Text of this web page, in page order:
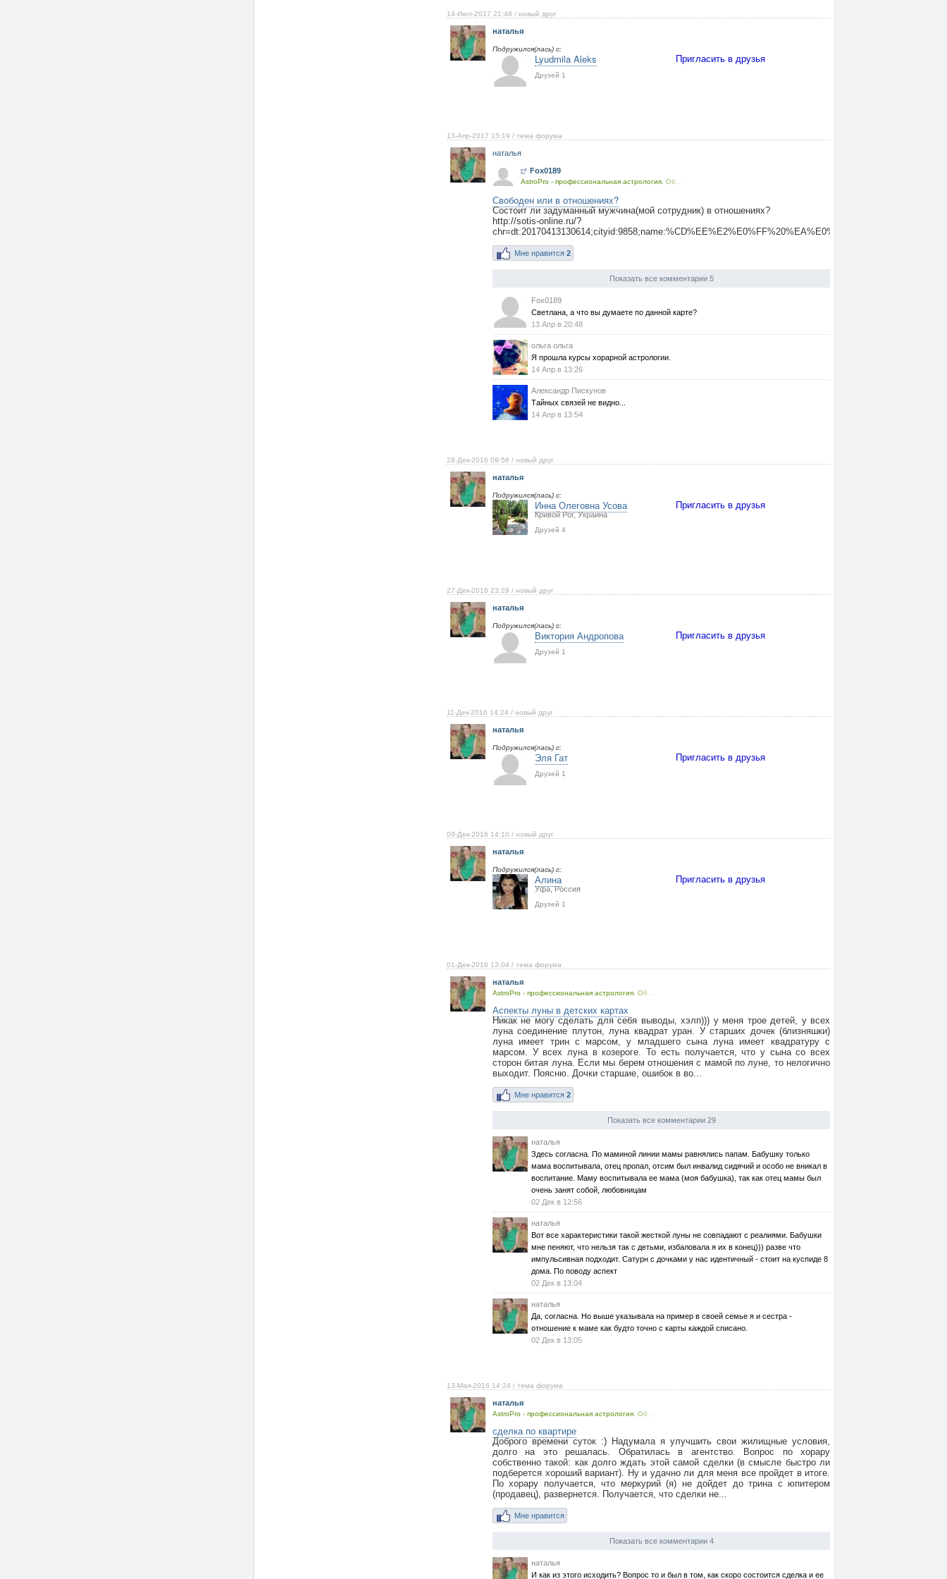
14-Июл-2017 21:48 / новый друг
наталья
Подружился(лась) с:
Пригласить в друзья
Lyudmila Aleks
Друзей 1
13-Апр-2017 15:19 / тема форума
наталья
Fox0189
AstroPro - профессиональная астрология. Об...
Свободен или в отношениях?
Состоит ли задуманный мужчина(мой сотрудник) в отношениях?
http://sotis-online.ru/?
chr=dt:20170413130614;cityid:9858;name:%CD%EE%E2%E0%FF%20%EA%E0%F0%F2%E0&opt=scr:0
Мне нравится 2
Показать все комментарии 5
Fox0189
Светлана, а что вы думаете по данной карте?
13 Апр в 20:48
ольга ольга
Я прошла курсы хорарной астрологии.
14 Апр в 13:26
Александр Пискунов
Тайных связей не видно...
14 Апр в 13:54
28-Дек-2016 09:56 / новый друг
наталья
Подружился(лась) с:
Пригласить в друзья
Инна Олеговна Усова
Кривой Рог, Украина
Друзей 4
27-Дек-2016 23:29 / новый друг
наталья
Подружился(лась) с:
Пригласить в друзья
Виктория Андропова
Друзей 1
11-Дек-2016 14:24 / новый друг
наталья
Подружился(лась) с:
Пригласить в друзья
Эля Гат
Друзей 1
09-Дек-2016 14:10 / новый друг
наталья
Подружился(лась) с:
Пригласить в друзья
Алина
Уфа, Россия
Друзей 1
01-Дек-2016 13:04 / тема форума
наталья
AstroPro - профессиональная астрология. Об...
Аспекты луны в детских картах
Никак не могу сделать для себя выводы, хэлп))) у меня трое детей, у всех
луна соединение плутон, луна квадрат уран. У старших дочек (близняшки)
луна имеет трин с марсом, у младшего сына луна имеет квадратуру с
марсом. У всех луна в козероге. То есть получается, что у сына со всех
сторон битая луна. Если мы берем отношения с мамой по луне, то нелогично
выходит. Поясню. Дочки старшие, ошибок в во...
Мне нравится 2
Показать все комментарии 29
наталья
Здесь согласна. По маминой линии мамы равнялись папам. Бабушку только
мама воспитывала, отец пропал, отсим был инвалид сидячий и особо не вникал в
воспитание. Маму воспитывала ее мама (моя бабушка), так как отец мамы был
очень занят собой, любовницам
02 Дек в 12:56
наталья
Вот все характеристики такой жесткой луны не совпадают с реалиями. Бабушки
мне пеняют, что нельзя так с детьми, избаловала я их в конец))) разве что
импульсивная подходит. Сатурн с дочками у нас идентичный - стоит на куспиде 8
дома. По поводу аспект
02 Дек в 13:04
наталья
Да, согласна. Но выше указывала на пример в своей семье я и сестра -
отношение к маме как будто точно с карты каждой списано.
02 Дек в 13:05
13-Мая-2016 14:24 / тема форума
наталья
AstroPro - профессиональная астрология. Об...
сделка по квартире
Доброго времени суток :) Надумала я улучшить свои жилищные условия,
долго на это решалась. Обратилась в агентство. Вопрос по хорару
собственно такой: как долго ждать этой самой сделки (в смысле быстро ли
подберется хороший вариант). Ну и удачно ли для меня все пройдет в итоге.
По хорару получается, что меркурий (я) не дойдет до трина с юпитером
(продавец), развернется. Получается, что сделки не...
Мне нравится
Показать все комментарии 4
наталья
И как из этого исходить? Вопрос то и был в том, как скоро состоится сделка и ее